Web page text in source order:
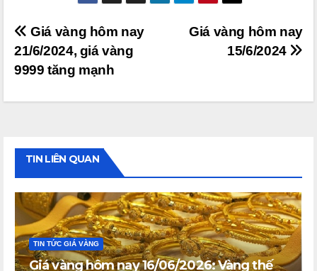
Điều
hướng
bài
viết
Giá vàng hôm nay
15/6/2024
Giá vàng hôm nay
21/6/2024, giá vàng
9999 tăng mạnh
TIN LIÊN QUAN
TIN TỨC GIÁ VÀNG
Giá vàng hôm nay 16/06/2026: Vàng thế